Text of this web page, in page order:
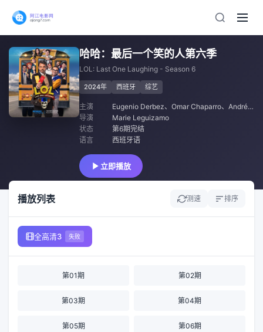
哈哈：最后一个笑的人第六季
LOL: Last One Laughing - Season 6
2024年 西班牙 综艺
主演 Eugenio Derbez、 Omar Chaparro、 Andrés Johnson
导演
Marie Leguizamo
状态
第6期完结
语言
西班牙语
立即播放
播放列表 测速 排序
全高清3 失败
第01期 第02期
第03期 第04期
第05期 第06期